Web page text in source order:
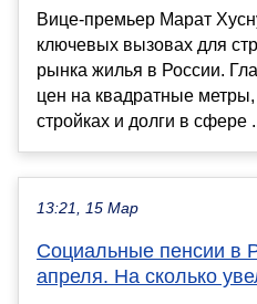
Вице-премьер Марат
ключевых вызовах для
рынка жилья в России.
цен на квадратные
стройках и долги в сфере
13:21, 15 Мар
Социальные пенсии в
апреля. На сколько